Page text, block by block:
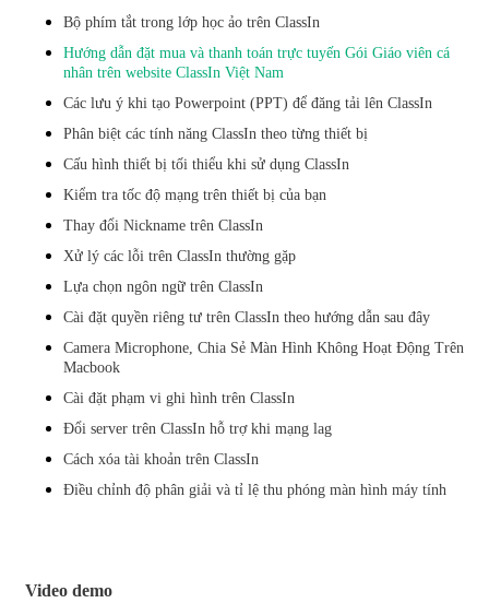
Bộ phím tắt trong lớp học ảo trên ClassIn
Hướng dẫn đặt mua và thanh toán trực tuyến Gói Giáo viên cá
nhân trên website ClassIn Việt Nam
Các lưu ý khi tạo Powerpoint (PPT) để đăng tải lên ClassIn
Phân biệt các tính năng ClassIn theo từng thiết bị
Cấu hình thiết bị tối thiểu khi sử dụng ClassIn
Kiểm tra tốc độ mạng trên thiết bị của bạn
Thay đổi Nickname trên ClassIn
Xử lý các lỗi trên ClassIn thường gặp
Lựa chọn ngôn ngữ trên ClassIn
Cài đặt quyền riêng tư trên ClassIn theo hướng dẫn sau đây
Camera Microphone, Chia Sẻ Màn Hình Không Hoạt Động Trên
Macbook
Cài đặt phạm vi ghi hình trên ClassIn
Đổi server trên ClassIn hỗ trợ khi mạng lag
Cách xóa tài khoản trên ClassIn
Điều chỉnh độ phân giải và tỉ lệ thu phóng màn hình máy tính
Video demo